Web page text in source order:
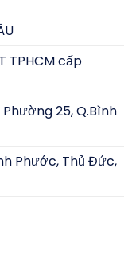
TPHCM cấp
25, Q.Bình
Phước, Thủ Đức,